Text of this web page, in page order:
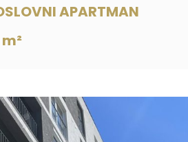
APARTMAN